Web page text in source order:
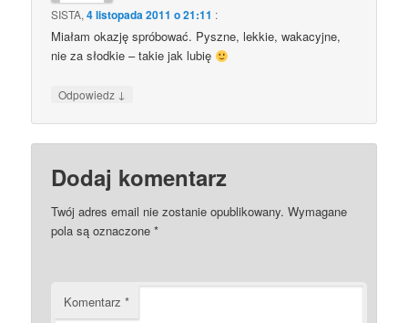
SISTA,4 listopada 2011 o 21:11 :
Miałam okazję spróbować. Pyszne, lekkie, wakacyjne,
nie za słodkie – takie jak lubię
Odpowiedz ↓
Dodaj komentarz
Twój adres email nie zostanie opublikowany. Wymagane
pola są oznaczone*
Komentarz*